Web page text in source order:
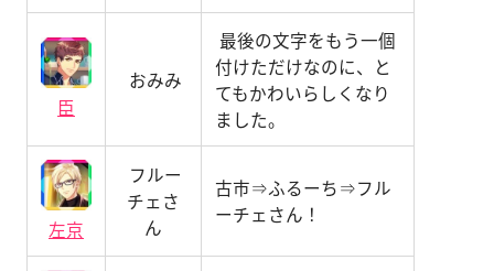
臣
おみみ
最後の文字をもう一個
付けただけなのに、と
てもかわいらしくなり
ました。
左京
フルー
チェさ
ん
古市⇒ふるーち⇒フル
ーチェさん！